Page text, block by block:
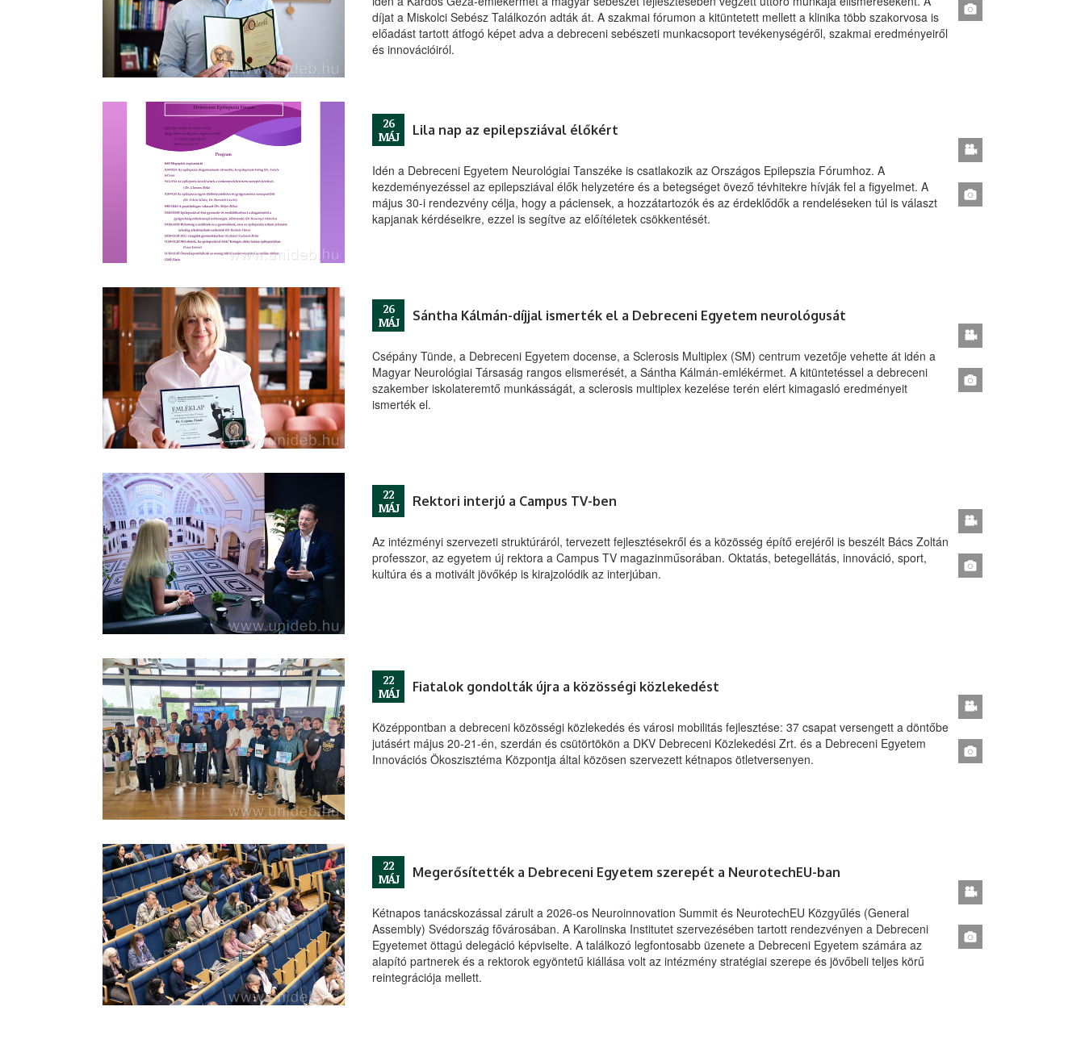
díjat a Miskolci Sebész Találkozón adták át. A szakmai fórumon a kitüntetett mellett a klinika több szakorvosa is
előadást tartott átfogó képet adva a debreceni sebészeti munkacsoport tevékenységéről, szakmai eredményeiről
és innovációiról.
26
MÁJ
Lila nap az epilepsziával élőkért
Idén a Debreceni Egyetem Neurológiai Tanszéke is csatlakozik az Országos Epilepszia Fórumhoz. A
kezdeményezéssel az epilepsziával élők helyzetére és a betegséget övező tévhitekre hívják fel a figyelmet. A
május 30-i rendezvény célja, hogy a páciensek, a hozzátartozók és az érdeklődők a rendeléseken túl is választ
kapjanak kérdéseikre, ezzel is segítve az előítéletek csökkentését.
26
MÁJ
Sántha Kálmán-díjjal ismerték el a Debreceni Egyetem neurológusát
Csépány Tünde, a Debreceni Egyetem docense, a Sclerosis Multiplex (SM) centrum vezetője vehette át idén a
Magyar Neurológiai Társaság rangos elismerését, a Sántha Kálmán-emlékérmet. A kitüntetéssel a debreceni
szakember iskolateremtő munkásságát, a sclerosis multiplex kezelése terén elért kimagasló eredményeit
ismerték el.
22
MÁJ
Rektori interjú a Campus TV-ben
Az intézményi szervezeti struktúráról, tervezett fejlesztésekről és a közösség építő erejéről is beszélt Bács Zoltán
professzor, az egyetem új rektora a Campus TV magazinműsorában. Oktatás, betegellátás, innováció, sport,
kultúra és a motivált jövőkép is kirajzolódik az interjúban.
22
MÁJ
Fiatalok gondolták újra a közösségi közlekedést
Középpontban a debreceni közösségi közlekedés és városi mobilitás fejlesztése: 37 csapat versengett a döntőbe
jutásért május 20-21-én, szerdán és csütörtökön a DKV Debreceni Közlekedési Zrt. és a Debreceni Egyetem
Innovációs Ökoszisztéma Központja által közösen szervezett kétnapos ötletversenyen.
22
MÁJ
Megerősítették a Debreceni Egyetem szerepét a NeurotechEU-ban
Kétnapos tanácskozással zárult a 2026-os Neuroinnovation Summit és NeurotechEU Közgyűlés (General
Assembly) Svédország fővárosában. A Karolinska Institutet szervezésében tartott rendezvényen a Debreceni
Egyetemet öttagú delegáció képviselte. A találkozó legfontosabb üzenete a Debreceni Egyetem számára az
alapító partnerek és a rektorok egyöntetű kiállása volt az intézmény stratégiai szerepe és jövőbeli teljes körű
reintegrációja mellett.